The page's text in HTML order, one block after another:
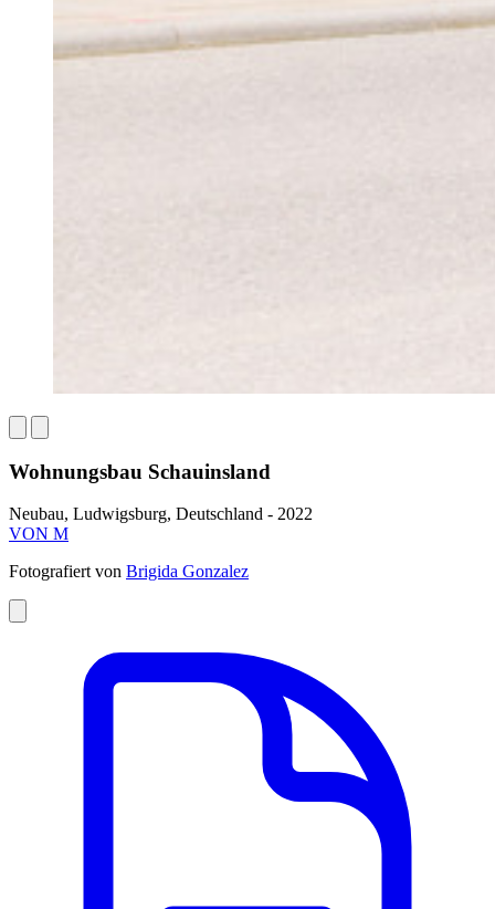
Wohnungsbau Schauinsland
Neubau, Ludwigsburg, Deutschland - 2022
VON M
Fotografiert von Brigida Gonzalez